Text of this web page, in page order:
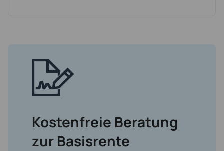
Kostenfreie Beratung
zur Basisrente